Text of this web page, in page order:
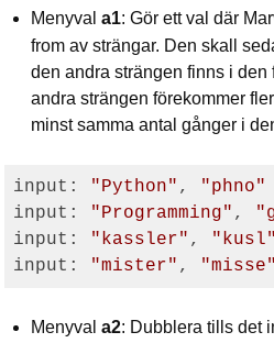
Menyvala1: Gör ett val där
from av strängar. Den skall
den andra strängen finns i den
andra strängen förekommer
minst samma antal gånger i
input: "Python" , "phno"
input:
"Programming" ,
input:
"kassler" , "kusl"
input:
"mister" , "misse"
Menyvala2: Dubblera tills det